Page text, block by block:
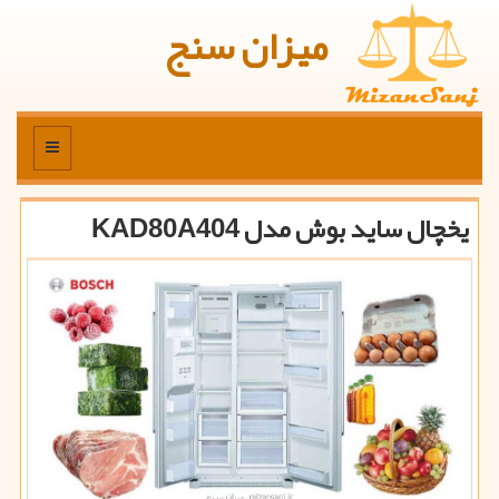
میزان سنج
منو
یخچال ساید بوش مدل KAD80A404